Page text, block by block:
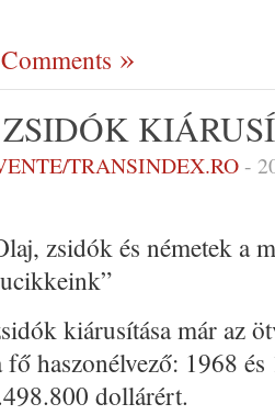
TRANSINDEX.RO-
zsidók és németek a
kiárusítása már az
fő haszonélvező: 1968
dollárért.